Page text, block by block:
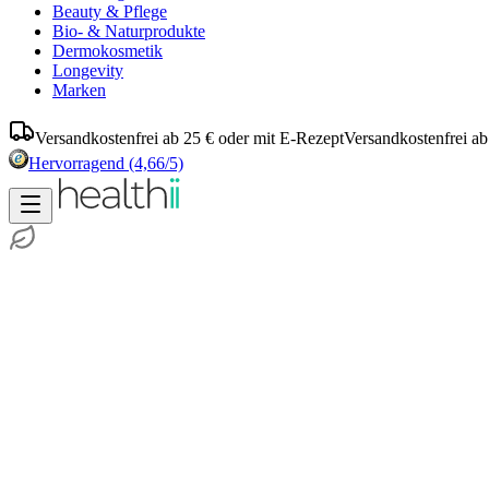
Beauty & Pflege
Bio- & Naturprodukte
Dermokosmetik
Longevity
Marken
Versandkostenfrei ab 25 € oder mit E-RezeptVersandkostenfrei
Hervorragend (4,66/5)